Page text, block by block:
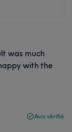
was much
with the
Avis vérifié